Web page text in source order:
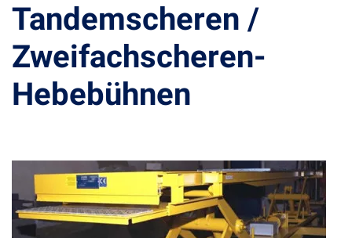
Tandemscheren /
Zweifachscheren-
Hebebühnen